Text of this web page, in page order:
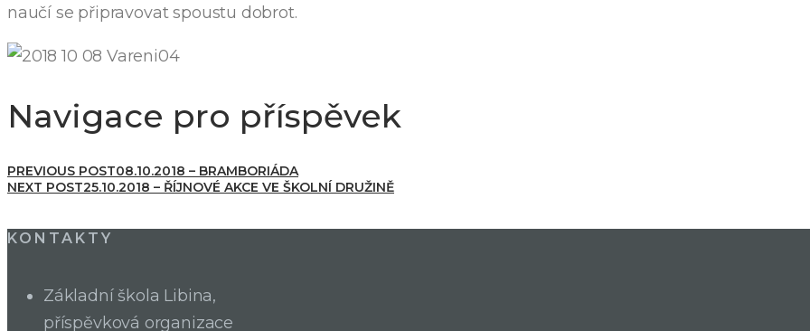
naučí se připravovat spoustu dobrot.
Navigace pro příspěvek
PREVIOUS POST08.10.2018 – BRAMBORIÁDA
NEXT POST25.10.2018 – ŘÍJNOVÉ AKCE VE ŠKOLNÍ DRUŽINĚ
KONTAKTY
Základní škola Libina,
příspěvková organizace